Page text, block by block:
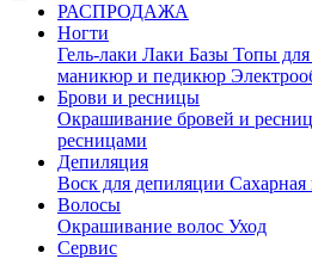
РАСПРОДАЖА
Ногти
Гель-лаки Лаки Базы Топы для
маникюр и педикюр
Брови и ресницы
Окрашивание бровей и ресниц
ресницами
Депиляция
Воск для депиляции Сахарная
Волосы
Окрашивание волос Уход
Сервис